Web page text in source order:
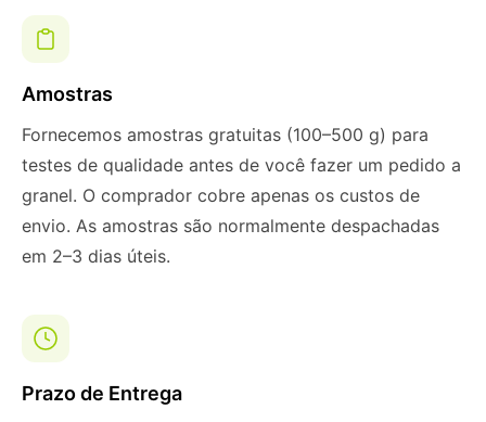
Amostras
Fornecemos amostras gratuitas (100–500 g) para
testes de qualidade antes de você fazer um pedido a
granel. O comprador cobre apenas os custos de
envio. As amostras são normalmente despachadas
em 2–3 dias úteis.
Prazo de Entrega